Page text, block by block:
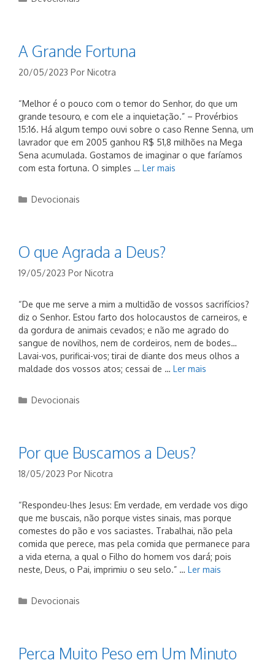
A Grande Fortuna
20/05/2023 Por Nicotra
“Melhor é o pouco com o temor do Senhor, do que um
grande tesouro, e com ele a inquietação.” – Provérbios
15:16. Há algum tempo ouvi sobre o caso Renne Senna, um
lavrador que em 2005 ganhou R$ 51,8 milhões na Mega
Sena acumulada. Gostamos de imaginar o que faríamos
com esta fortuna. O simples … Ler mais
Categorias
Devocionais
O que Agrada a Deus?
19/05/2023 Por Nicotra
“De que me serve a mim a multidão de vossos sacrifícios?
diz o Senhor. Estou farto dos holocaustos de carneiros, e
da gordura de animais cevados; e não me agrado do
sangue de novilhos, nem de cordeiros, nem de bodes…
Lavai-vos, purificai-vos; tirai de diante dos meus olhos a
maldade dos vossos atos; cessai de … Ler mais
Categorias
Devocionais
Por que Buscamos a Deus?
18/05/2023 Por Nicotra
“Respondeu-lhes Jesus: Em verdade, em verdade vos digo
que me buscais, não porque vistes sinais, mas porque
comestes do pão e vos saciastes. Trabalhai, não pela
comida que perece, mas pela comida que permanece para
a vida eterna, a qual o Filho do homem vos dará; pois
neste, Deus, o Pai, imprimiu o seu selo.” … Ler mais
Categorias
Devocionais
Perca Muito Peso em Um Minuto